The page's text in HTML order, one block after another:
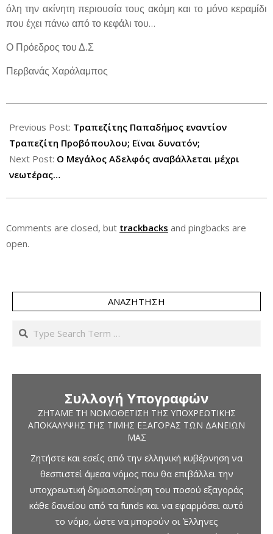
όλη την ακίνητη περιουσία τους ακόμη και το μόνο κεραμίδι
που έχει πάνω από το κεφάλι του…
Ο Πρόεδρος του Δ.Σ
Περβανάς Χαράλαμπος
04-
27
Previous Post: Τραπεζίτης Παπαδήμος εναντίον
Τραπεζίτη Προβόπουλου; Εϊναι δυνατόν;
Next Post: Ο Μεγάλος Αδελφός αναβάλλεται μέχρι
νεωτέρας…
Comments are closed, but trackbacks and pingbacks are
open.
ΑΝΑΖΉΤΗΣΗ
Search
Συλλογή Υπογραφών
ΖΗΤΆΜΕ ΤΗ ΝΟΜΟΘΈΤΙΣΗ ΤΗΣ ΥΠΟΧΡΕΩΤΙΚΉΣ
ΑΠΟΚΆΛΥΨΗΣ ΤΗΣ ΤΙΜΉΣ ΕΞΑΓΟΡΆΣ ΤΩΝ ΔΑΝΕΊΩΝ
ΜΑΣ
Ζητήστε και εσείς από την ελληνική κυβέρνηση να
θεσπιστεί άμεσα νόμος που θα επιβάλλει την
υποχρεωτική δημοσιοποίηση του ποσού εξαγοράς
κάθε δανείου από τα funds και να εφαρμόσει αυτό
το νόμο, ώστε να μπορούν οι Έλληνες